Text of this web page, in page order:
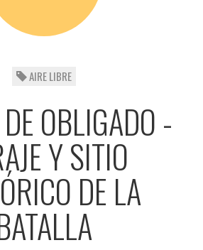
AIRE LIBRE
OBLIGADO -
Y SITIO
DE LA